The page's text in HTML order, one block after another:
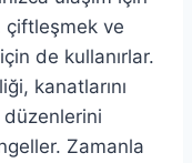
çiftleşmek ve
de kullanırlar.
kanatlarını
Zamanla